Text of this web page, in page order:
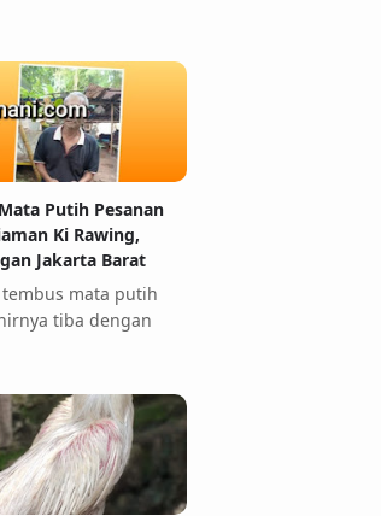
Putih Pesanan
Ki Rawing,
Jakarta Barat
mata putih
tiba dengan